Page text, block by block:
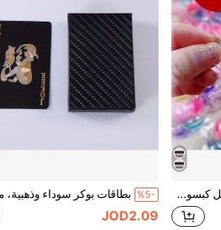
100-5 قطعة منظف غسيل كبسولات 6 في 1، كرات إزالة البقع القوية المعطرة، كرات تنظيف غسيل متعددة الأغراض ذات رائحة عطرية، رائحة طويلة الأمد، تنعيم الأقمشة، كرات منظف غسيل محمولة، لوازم الغسيل %5-
JOD2.09